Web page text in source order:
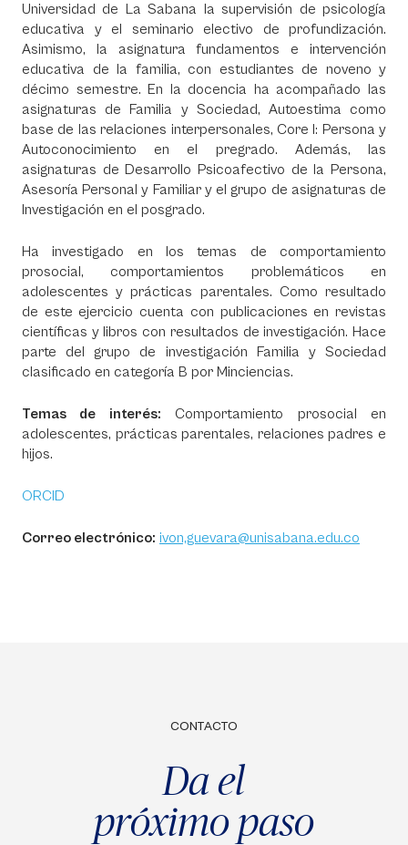
Universidad de La Sabana la supervisión de psicología
educativa y el seminario electivo de profundización.
Asimismo, la asignatura fundamentos e intervención
educativa de la familia, con estudiantes de noveno y
décimo semestre. En la docencia ha acompañado las
asignaturas de Familia y Sociedad, Autoestima como
base de las relaciones interpersonales, Core I: Persona y
Autoconocimiento en el pregrado. Además, las
asignaturas de Desarrollo Psicoafectivo de la Persona,
Asesoría Personal y Familiar y el grupo de asignaturas de
Investigación en el posgrado.
Ha investigado en los temas de comportamiento
prosocial, comportamientos problemáticos en
adolescentes y prácticas parentales. Como resultado
de este ejercicio cuenta con publicaciones en revistas
científicas y libros con resultados de investigación. Hace
parte del grupo de investigación Familia y Sociedad
clasificado en categoría B por Minciencias.
Temas de interés: Comportamiento prosocial en
adolescentes, prácticas parentales, relaciones padres e
hijos.
ORCID
Correo electrónico: ivon,guevara@unisabana.edu.co
CONTACTO
Da el
próximo paso